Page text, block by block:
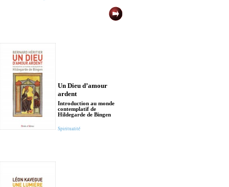
Un Dieu d’amour
ardent
Introduction au monde
contemplatif de
Hildegarde de Bingen
Spiritualité